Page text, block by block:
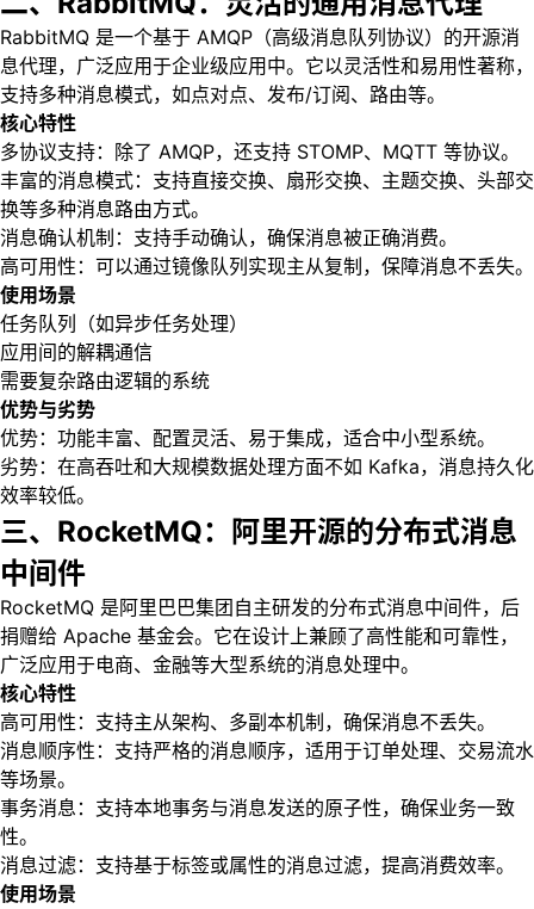
RabbitMQ 是一个基于 AMQP（高级消息队列协议）的开源消
息代理，广泛应用于企业级应用中。它以灵活性和易用性著称，
支持多种消息模式，如点对点、发布/订阅、路由等。
核心特性
多协议支持：除了 AMQP，还支持 STOMP、MQTT 等协议。
丰富的消息模式：支持直接交换、扇形交换、主题交换、头部交
换等多种消息路由方式。
消息确认机制：支持手动确认，确保消息被正确消费。
高可用性：可以通过镜像队列实现主从复制，保障消息不丢失。
使用场景
任务队列（如异步任务处理）
应用间的解耦通信
需要复杂路由逻辑的系统
优势与劣势
优势：功能丰富、配置灵活、易于集成，适合中小型系统。
劣势：在高吞吐和大规模数据处理方面不如 Kafka，消息持久化
效率较低。
三、RocketMQ：阿里开源的分布式消息
中间件
RocketMQ 是阿里巴巴集团自主研发的分布式消息中间件，后
捐赠给 Apache 基金会。它在设计上兼顾了高性能和可靠性，
广泛应用于电商、金融等大型系统的消息处理中。
核心特性
高可用性：支持主从架构、多副本机制，确保消息不丢失。
消息顺序性：支持严格的消息顺序，适用于订单处理、交易流水
等场景。
事务消息：支持本地事务与消息发送的原子性，确保业务一致
性。
消息过滤：支持基于标签或属性的消息过滤，提高消费效率。
使用场景